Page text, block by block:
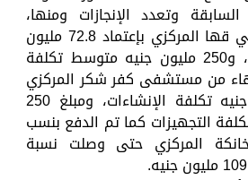
وتعدد الإنجازات ومنها،
الإنتهاء من مستشفي قها المركزي بإعتماد 72.8 مليون
جنيه تكلفة انشاءات، و250 مليون جنيه متوسط تكلفة
من مستشفى كفر شكر المركزي
بإعتماد 261 مليون جنيه تكلفة الإنشاءات، ومبلغ 250
التجهيزات كما تم الدفع بنسب
المركزي حتى وصلت نسبة